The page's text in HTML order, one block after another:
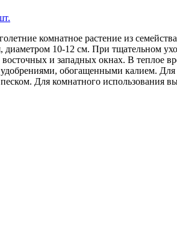
комнатное растение из
10-12 см. При тщательном
и западных окнах. В теплое
обогащенными калием. Для
Для комнатного использования